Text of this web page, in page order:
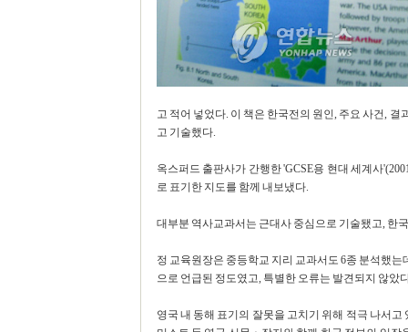
고 적어 넣었다. 이 책은 한국전의 원인, 주요 사건,
고 기술했다.
옥스퍼드 출판사가 간행한 'GCSE용 현대 세계사
로 표기한 지도를 함께 내보냈다.
대부분 역사교과서는 근대사 중심으로 기술됐고, 한
정 교육원장은 중등학교 지리 교과서도 6종 분석했
으로 언급된 정도였고, 특별한 오류는 발견되지 않았
영국 내 동해 표기의 잘못을 고치기 위해 적극 나서